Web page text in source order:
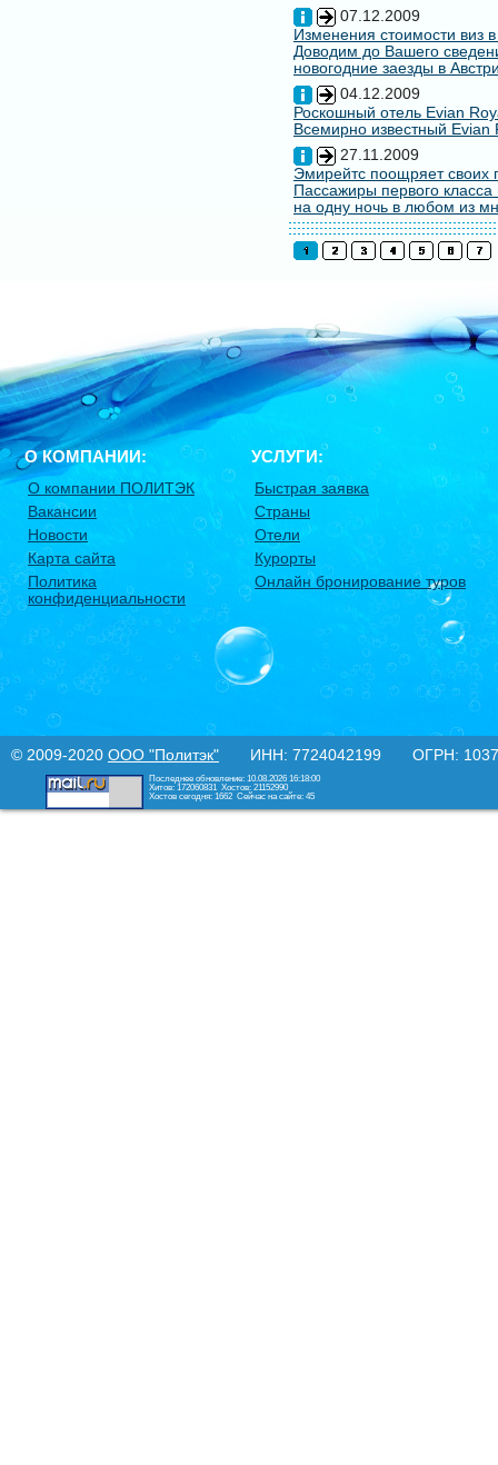
07.12.2009
Изменения стоимости виз
Доводим до Вашего
новогодние заезды в
04.12.2009
Роскошный отель Evian
Всемирно известный
27.11.2009
Эмирейтс поощряет своих
Пассажиры первого
на одну ночь в любом из
О КОМПАНИИ:
О компании ПОЛИТЭК
Вакансии
Новости
Карта сайта
Политика
конфиденциальности
УСЛУГИ:
Быстрая заявка
Страны
Отели
Курорты
Онлайн бронирование туров
© 2009-2020 ООО "Политэк" ИНН: 7724042199 ОГРН:
Последнее обновление: 10.08.2026 16:18:00
Хитов: 172060831 Хостов: 21152990
Хостов сегодня: 1662 Сейчас на сайте: 45